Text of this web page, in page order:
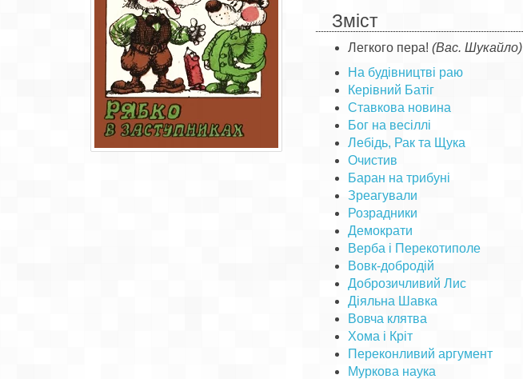
Зміст
Легкого пера! (Вас. Шукайло)
На будівництві раю
Керівний Батіг
Ставкова новина
Бог на весіллі
Лебідь, Рак та Щука
Очистив
Баран на трибуні
Зреагували
Розрадники
Демократи
Верба і Перекотиполе
Вовк-добродій
Доброзичливий Лис
Діяльна Шавка
Вовча клятва
Хома і Кріт
Переконливий аргумент
Муркова наука